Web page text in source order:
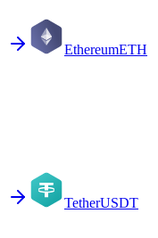
EthereumETH
TetherUSDT